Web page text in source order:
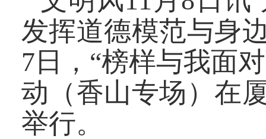
发挥道德模范与身
7日，“榜样与我面
动（香山专场）在
举行。